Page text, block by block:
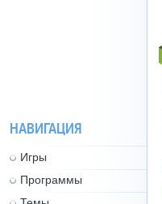
НАВИГАЦИЯ
Игры
Программы